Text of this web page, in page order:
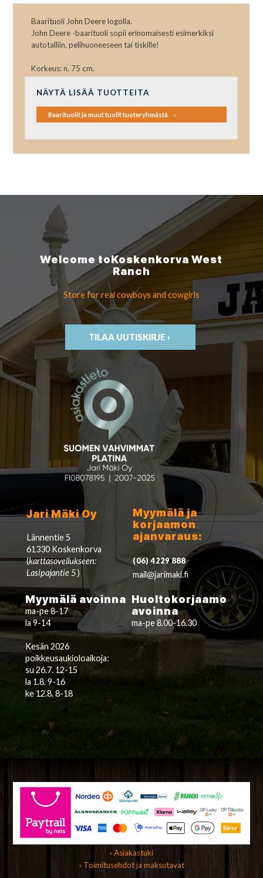
Baarituoli John Deere logolla.
John Deere -baarituoli sopii erinomaisesti esimerkiksi
autotalliin, pelihuoneeseen tai tiskille!
Korkeus: n. 75 cm.
NÄYTÄ LISÄÄ TUOTTEITA
Baarituolit ja muut tuolit tuoteryhmästä
Welcome toKoskenkorvaWest
Ranch
Store for real cowboys and cowgirls
TILAA UUTISKIRJE ›
Jari Mäki Oy
Lännentie 5
61330 Koskenkorva
(karttasovellukseen:
Lasipajantie 5)
Myymälä ja
korjaamon
ajanvaraus:
(06) 4229 888
mail@jarimaki.fi
Myymälä avoinna
ma-pe 8-17
la 9-14
Kesän 2026
poikkeusaukioloaikoja:
su 26.7. 12-15
la 1.8. 9-16
ke 12.8. 8-18
Huoltokorjaamo
avoinna
ma-pe 8.00-16.30
› Asiakastuki
› Toimitusehdot ja maksutavat